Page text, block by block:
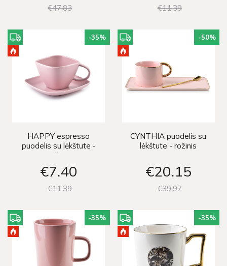
€4783 €1139
-35%
HAPPY espresso
puodelis su lėkštute -
rožinis
€7 40
€1139
-50%
CYNTHIA puodelis su
lėkštute - rožinis
€20 15
€3997
-35% -35%